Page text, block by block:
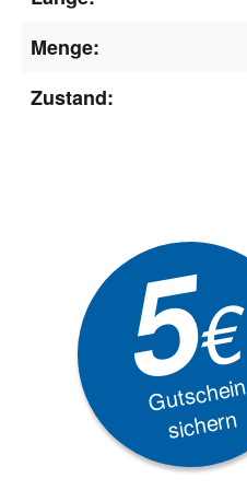
Menge:
Zustand:
5€
Gutschein
sichern